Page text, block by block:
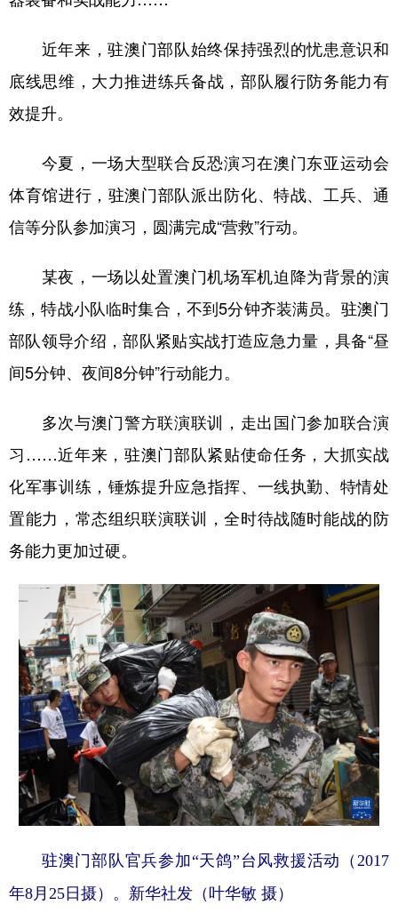
近年来，驻澳门部队始终保持强烈的忧患意识和
底线思维，大力推进练兵备战，部队履行防务能力有
效提升。
今夏，一场大型联合反恐演习在澳门东亚运动会
体育馆进行，驻澳门部队派出防化、特战、工兵、通
信等分队参加演习，圆满完成“营救”行动。
某夜，一场以处置澳门机场军机迫降为背景的演
练，特战小队临时集合，不到5分钟齐装满员。驻澳门
部队领导介绍，部队紧贴实战打造应急力量，具备“昼
间5分钟、夜间8分钟”行动能力。
多次与澳门警方联演联训，走出国门参加联合演
习……近年来，驻澳门部队紧贴使命任务，大抓实战
化军事训练，锤炼提升应急指挥、一线执勤、特情处
置能力，常态组织联演联训，全时待战随时能战的防
务能力更加过硬。
驻澳门部队官兵参加“天鸽”台风救援活动（2017
年8月25日摄）。新华社发（叶华敏 摄）